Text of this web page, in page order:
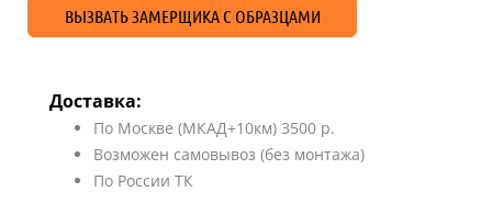
ВЫЗВАТЬ ЗАМЕРЩИКА С ОБРАЗЦАМИ
Доставка:
По Москве (МКАД+10км) 3500 р.
Возможен самовывоз (без монтажа)
По России ТК